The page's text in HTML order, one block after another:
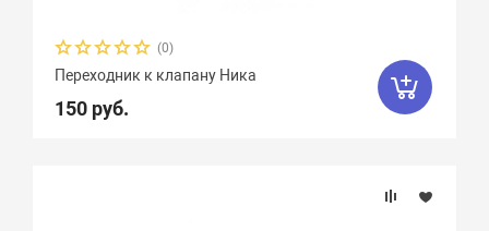
(0)
Переходник к клапану Ника
150 руб.